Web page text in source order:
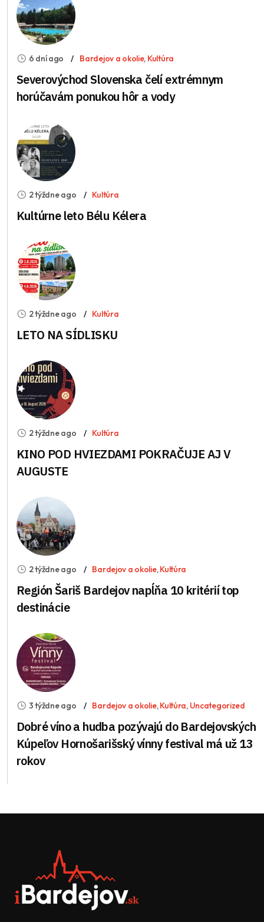
6 dní ago Bardejov a okolie, Kultúra
Severovýchod Slovenska čelí extrémnym
horúčavám ponukou hôr a vody
2 týždne ago Kultúra
Kultúrne leto Bélu Kélera
2 týždne ago Kultúra
LETO NA SÍDLISKU
2 týždne ago Kultúra
KINO POD HVIEZDAMI POKRAČUJE AJ V
AUGUSTE
2 týždne ago Bardejov a okolie,Kultúra
Región Šariš Bardejov napĺňa 10 kritérií top
destinácie
3 týždne ago Bardejov a okolie,Kultúra, Uncategorized
Dobré víno a hudba pozývajú do Bardejovských
Kúpeľov Hornošarišský vínny festival má už 13
rokov